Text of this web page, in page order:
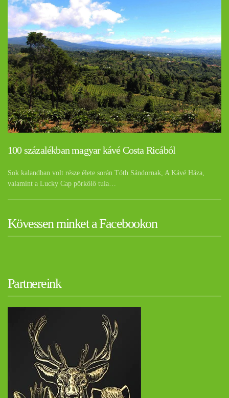
100 százalékban magyar kávé Costa Ricából
Sok kalandban volt része élete során Tóth Sándornak, A Kávé Háza,
valamint a Lucky Cap pörkölő tula…
Kövessen minket a Facebookon
Partnereink